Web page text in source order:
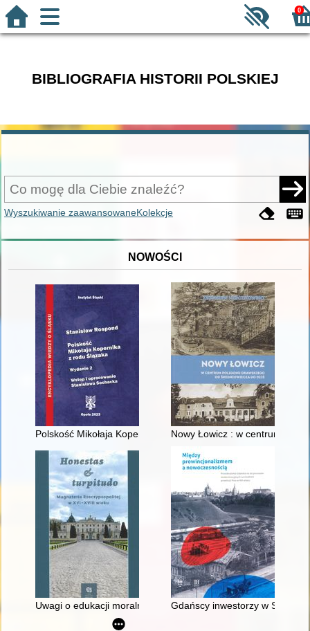
0
BIBLIOGRAFIA HISTORII POLSKIEJ
Wyszukiwanie zaawansowaneKolekcje
NOWOŚCI
Polskość Mikołaja Kopernika z rodu ŚlązakaNowy Łowicz : w centrum
Uwagi o edukacji moralnej synów szlacheckich w XVI-
Gdańscy inwestorzy w